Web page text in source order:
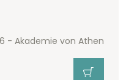
- Akademie von Athen